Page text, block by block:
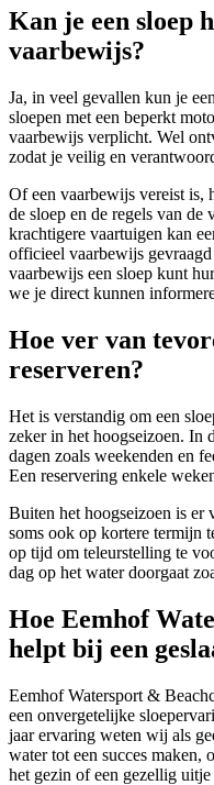
Kan je een sloep
vaarbewijs?
Ja, in veel gevallen kun je
sloepen met een beperkt
vaarbewijs verplicht. Wel
zodat je veilig en
Of een vaarbewijs vereist is,
de sloep en de regels van
krachtigere vaartuigen kan
officieel vaarbewijs
vaarbewijs een sloep kunt
we je direct kunnen
Hoe ver van
reserveren?
Het is verstandig om een
zeker in het hoogseizoen. In
dagen zoals weekenden en
Een reservering enkele
Buiten het hoogseizoen is er
soms ook op kortere termijn
op tijd om teleurstelling te
dag op het water doorgaat
Hoe Eemhof
helpt bij een
Eemhof Watersport &
een onvergetelijke
jaar ervaring weten wij als
water tot een succes maken,
het gezin of een gezellig